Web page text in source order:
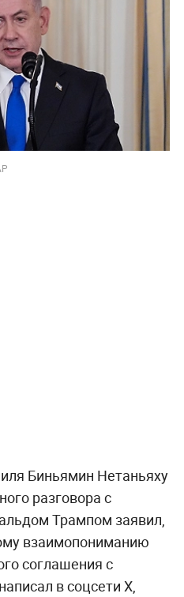
Биньямин Нетаньяху
разговора с
Трампом заявил,
взаимопониманию
соглашения с
в соцсети X,